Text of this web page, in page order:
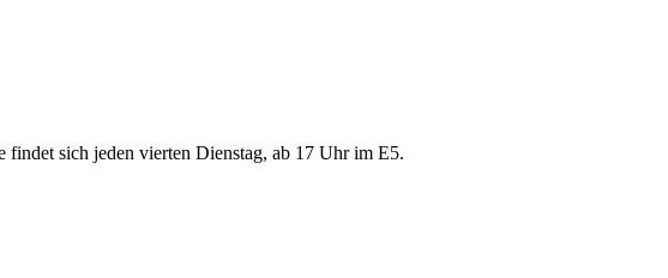
sich jeden vierten Dienstag, ab 17 Uhr im E5.